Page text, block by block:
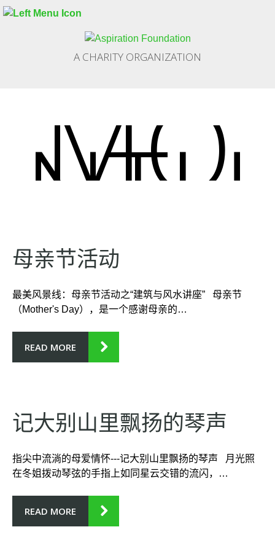
A CHARITY ORGANIZATION
MO
NTH
LY
ARC
HIVE
S:
母亲节活动
最美风景线：母亲节活动之“建筑与风水讲座” 母亲节
（Mother's Day），是一个感谢母亲的…
READ MORE
记大别山里飘扬的琴声
指尖中流淌的母爱情怀---记大别山里飘扬的琴声 月光照
在冬姐拨动琴弦的手指上如同星云交错的流闪，…
READ MORE